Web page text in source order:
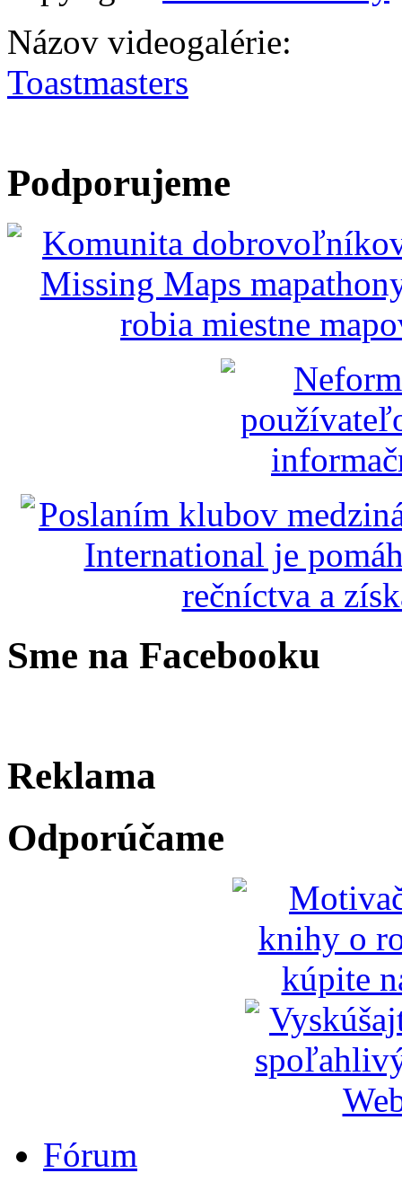
Názov videogalérie:
Toastmasters
Podporujeme
Sme na Facebooku
Reklama
Odporúčame
Fórum